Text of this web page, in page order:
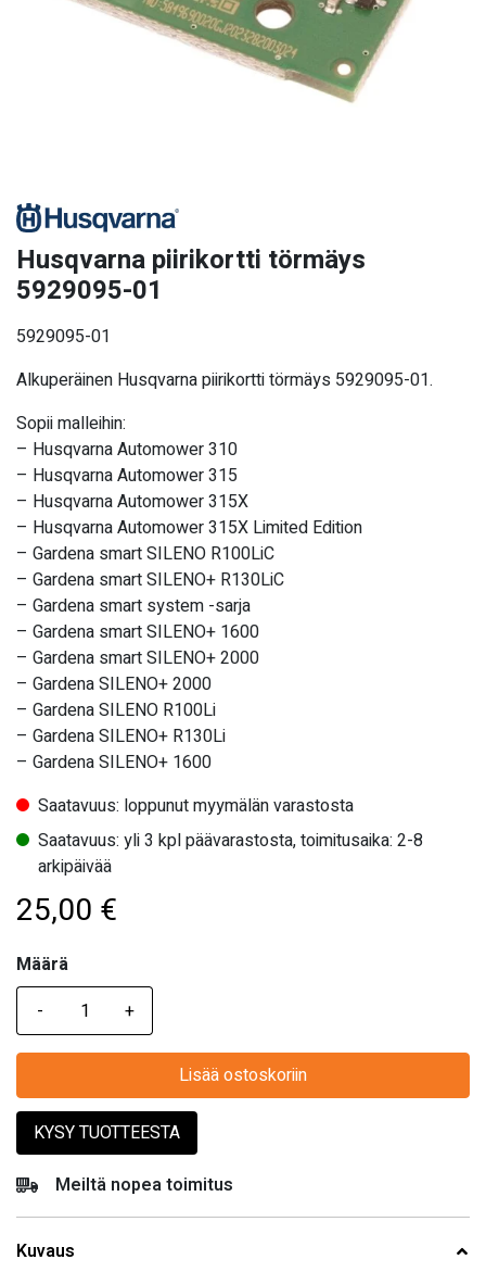
Husqvarna piirikortti törmäys
5929095-01
5929095-01
Alkuperäinen Husqvarna piirikortti törmäys 5929095-01.
Sopii malleihin:
– Husqvarna Automower 310
– Husqvarna Automower 315
– Husqvarna Automower 315X
– Husqvarna Automower 315X Limited Edition
– Gardena smart SILENO R100LiC
– Gardena smart SILENO+ R130LiC
– Gardena smart system -sarja
– Gardena smart SILENO+ 1600
– Gardena smart SILENO+ 2000
– Gardena SILENO+ 2000
– Gardena SILENO R100Li
– Gardena SILENO+ R130Li
– Gardena SILENO+ 1600
Saatavuus: loppunut myymälän varastosta
Saatavuus: yli 3 kpl päävarastosta, toimitusaika: 2-8
arkipäivää
25,00 €
Määrä
Määrä
Lisää ostoskoriin
KYSY TUOTTEESTA
Meiltä nopea toimitus
Kuvaus